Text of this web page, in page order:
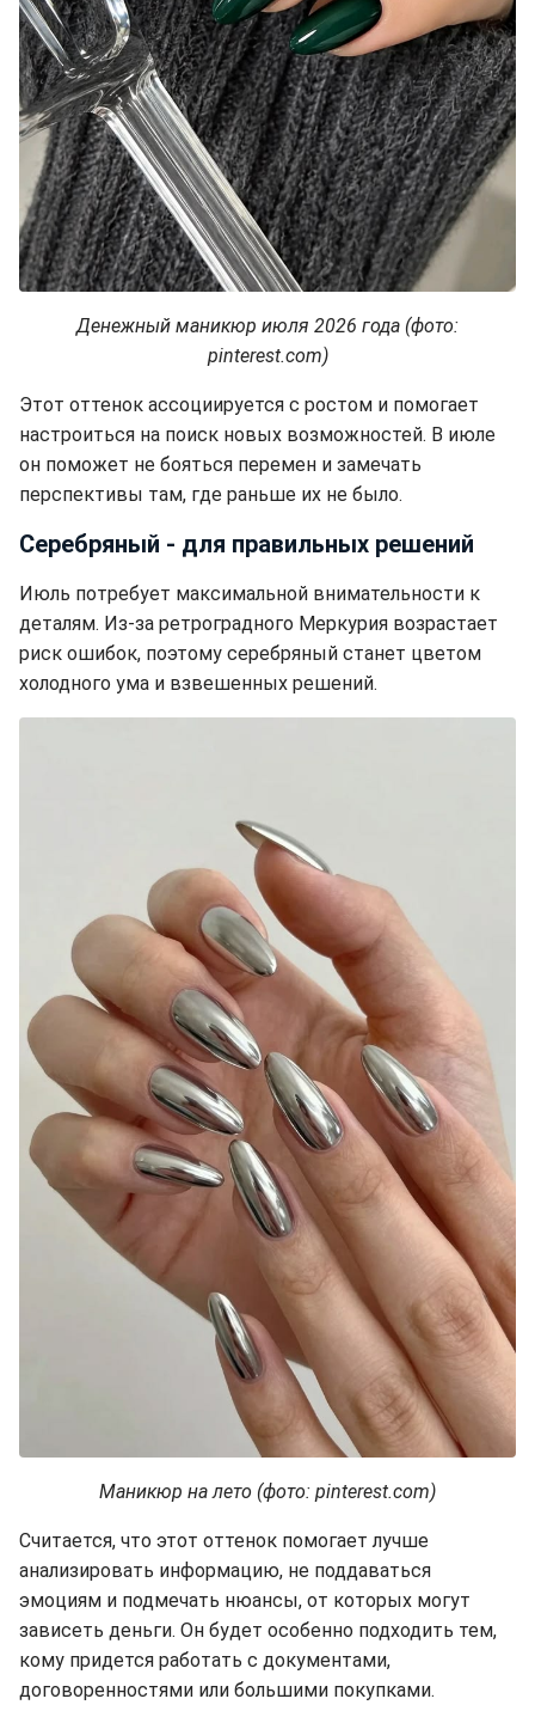
Денежный маникюр июля 2026 года (фото:
pinterest.com)
Этот оттенок ассоциируется с ростом и помогает
настроиться на поиск новых возможностей. В июле
он поможет не бояться перемен и замечать
перспективы там, где раньше их не было.
Серебряный - для правильных решений
Июль потребует максимальной внимательности к
деталям. Из-за ретроградного Меркурия возрастает
риск ошибок, поэтому серебряный станет цветом
холодного ума и взвешенных решений.
Маникюр на лето (фото: pinterest.com)
Считается, что этот оттенок помогает лучше
анализировать информацию, не поддаваться
эмоциям и подмечать нюансы, от которых могут
зависеть деньги. Он будет особенно подходить тем,
кому придется работать с документами,
договоренностями или большими покупками.